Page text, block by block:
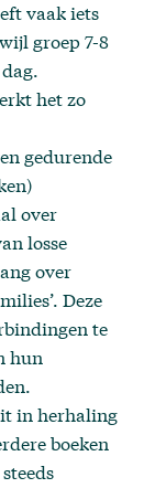
vaak iets
groep 7-8
het zo
gedurende
over
losse
over
Deze
te
hun
in herhaling
boeken